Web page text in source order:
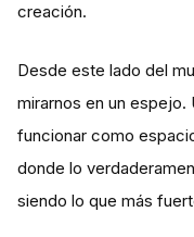
creación.
Desde este lado del
mirarnos en un espejo.
funcionar como
donde lo
siendo lo que más